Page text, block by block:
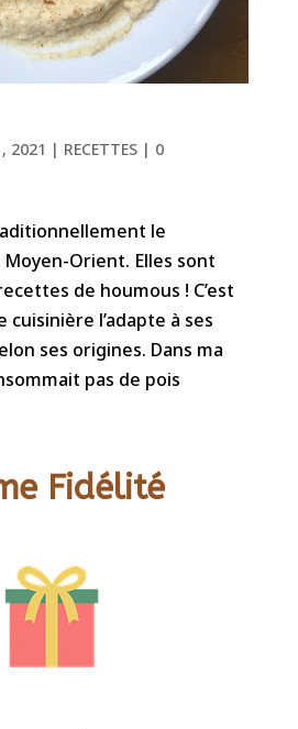
2021 | RECETTES| 0
le
Orient. Elles sont
de houmous ! C’est
cuisinière l’adapte à ses
ses origines. Dans ma
pas de pois
Fidélité